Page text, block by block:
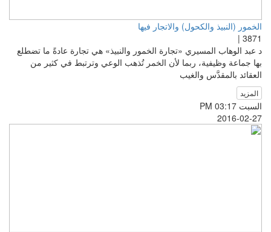
الخمور (النبيذ والكحول) والاتجار فيها
3871 |
د عبد الوهاب المسيري «تجارة الخمور والنبيذ» هي تجارة عادةً ما تضطلع
بها جماعة وظيفية، ربما لأن الخمر تُذهب الوعي وترتبط في كثير من
العقائد بالمقدَّس والغيب
المزيد
السبت PM 03:17
2016-02-27